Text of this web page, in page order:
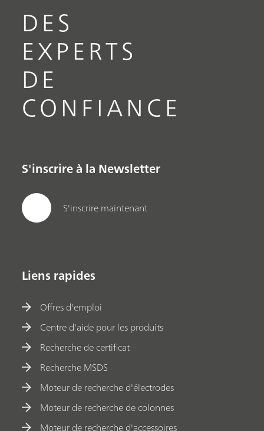
DES
EXPERTS
DE
CONFIANCE
S'inscrire à la Newsletter
S'inscrire maintenant
Liens rapides
Offres d'emploi
Centre d'aide pour les produits
Recherche de certificat
Recherche MSDS
Moteur de recherche d'électrodes
Moteur de recherche de colonnes
Moteur de recherche d'accessoires